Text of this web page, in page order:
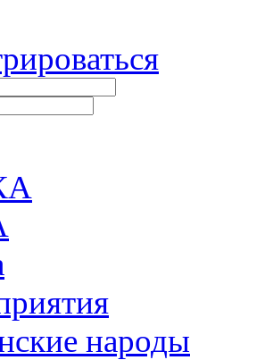
народы